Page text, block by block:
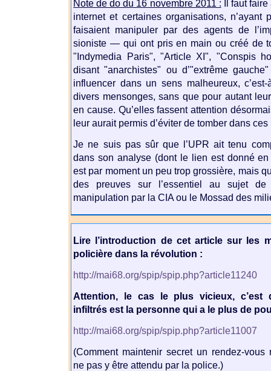
Note de do du 16 novembre 2011 : Il faut
internet et certaines organisations, n’ayant
faisaient manipuler par des agents de
sioniste — qui ont pris en main ou créé de
"Indymedia Paris", "Article XI", "Conspis
disant "anarchistes" ou d’"extrême
influencer dans un sens malheureux,
divers mensonges, sans que pour autant
en cause. Qu’elles fassent attention
leur aurait permis d’éviter de tomber dans
Je ne suis pas sûr que l’UPR ait tenu
dans son analyse (dont le lien est donné
est par moment un peu trop grossière, mais
des preuves sur l’essentiel au sujet
manipulation par la CIA ou le Mossad des
Lire l’introduction de cet article sur les
policière dans la révolution :
http://mai68.org/spip/spip.php?article11240
Attention, le cas le plus vicieux, c’est
infiltrés est la personne qui a le plus de
http://mai68.org/spip/spip.php?article11007
(Comment maintenir secret un rendez-vous
ne pas y être attendu par la police.)